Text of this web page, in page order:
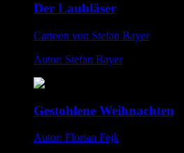
Der Laubläser
Cartoon von Stefan Bayer
Autor: Stefan Bayer
Gestohlene Weihnachten
Autor: Florian Fejk